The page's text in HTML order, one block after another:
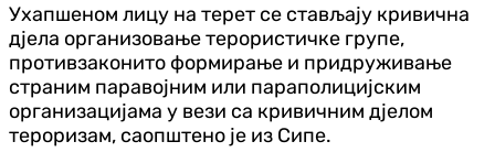
Ухапшеном лицу на терет се стављају кривична
дјела организовање терористичке групе,
противзаконито формирање и придруживање
страним паравојним или параполицијским
организацијама у вези са кривичним дјелом
тероризам, саопштено је из Сипе.